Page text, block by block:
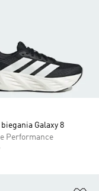
biegania Galaxy 8
Performance